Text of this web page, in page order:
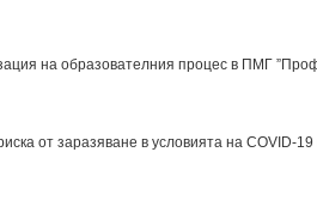
на образователния процес в ПМГ
от заразяване в условията на COVID-19